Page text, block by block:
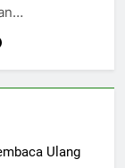
Ulang